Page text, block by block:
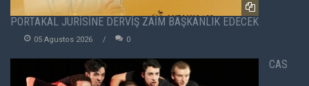
PORTAKAL JÜRİSİNE DERVİŞ ZAİM BAŞKANLIK EDECEK
05 Agustos 2026 0
CAS